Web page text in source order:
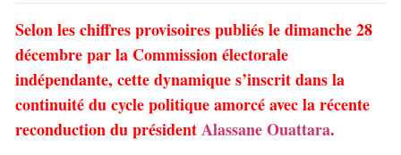
Selon les chiffres provisoires publiés le dimanche 28
décembre par la Commission électorale
indépendante, cette dynamique s’inscrit dans la
continuité du cycle politique amorcé avec la récente
reconduction du présidentAlassane Ouattara.